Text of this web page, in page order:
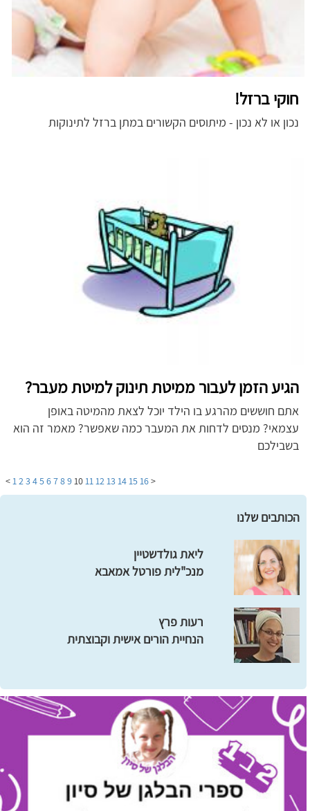
חוקי ברזל!
נכון או לא נכון - מיתוסים הקשורים במתן ברזל לתינוקות
הגיע הזמן לעבור ממיטת תינוק למיטת מעבר?
אתם חוששים מהרגע בו הילד יוכל לצאת מהמיטה באופן
עצמאי? מנסים לדחות את המעבר כמה שאפשר? מאמר זה הוא
בשבילכם
<
12345678910111213141516
>
הכותבים שלנו
ליאת גולדשטיין
מנכ"לית פורטל אמאבא
רעות פרץ
הנחיית הורים אישית וקבוצתית